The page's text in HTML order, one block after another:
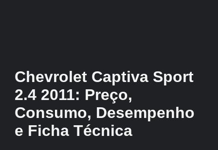
Chevrolet Captiva Sport
2.4 2011: Preço,
Consumo, Desempenho
e Ficha Técnica